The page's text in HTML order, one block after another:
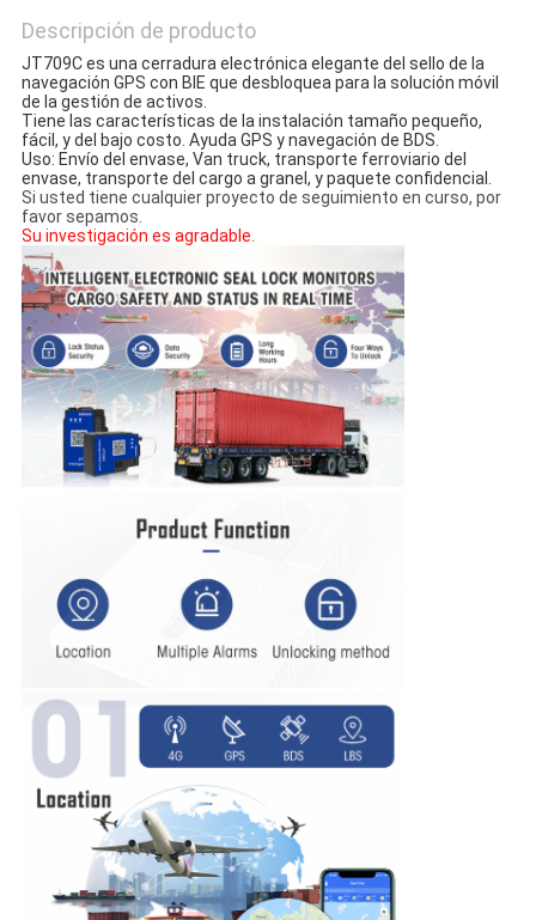
Descripción de producto
JT709C es una cerradura electrónica elegante del sello de la
navegación GPS con BlE que desbloquea para la solución móvil
de la gestión de activos.
Tiene las características de la instalación tamaño pequeño,
fácil, y del bajo costo. Ayuda GPS y navegación de BDS.
Uso: Envío del envase, Van truck, transporte ferroviario del
envase, transporte del cargo a granel, y paquete confidencial.
Si usted tiene cualquier proyecto de seguimiento en curso, por
favor sepamos.
Su investigación es agradable.